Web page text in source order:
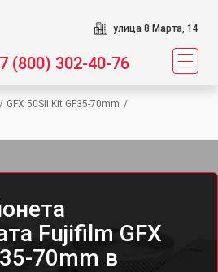
улица 8 Марта, 14
(800) 302-40-76
/ GFX 50SII Kit GF35-70mm /
Fujifilm GFX
70mm в